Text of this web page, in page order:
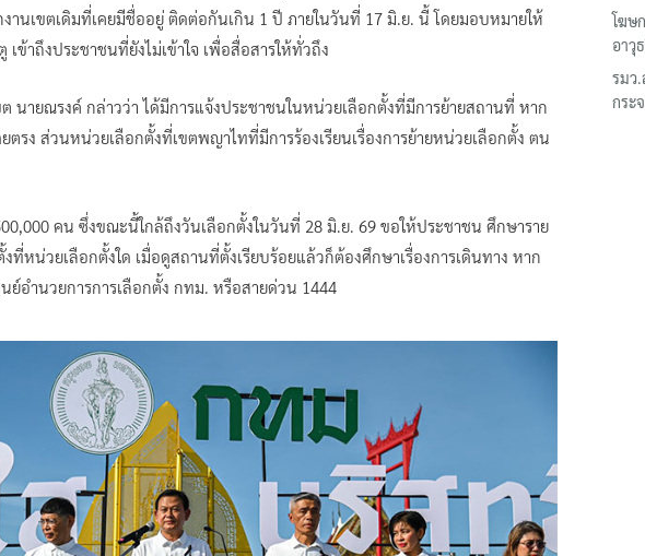
านเขตเดิมที่เคยมีชื่ออยู่ ติดต่อกันเกิน 1 ปี ภายในวันที่ 17 มิ.ย. นี้ โดยมอบหมายให้
ข้าถึงประชาชนที่ยังไม่เข้าใจ เพื่อสื่อสารให้ทั่วถึง
นายณรงค์ กล่าวว่า ได้มีการแจ้งประชาชนในหน่วยเลือกตั้งที่มีการย้ายสถานที่ หาก
ตรง ส่วนหน่วยเลือกตั้งที่เขตพญาไทที่มีการร้องเรียนเรื่องการย้ายหน่วยเลือกตั้ง ตน
คน ซึ่งขณะนี้ใกล้ถึงวันเลือกตั้งในวันที่ 28 มิ.ย. 69 ขอให้ประชาชน ศึกษาราย
หน่วยเลือกตั้งใด เมื่อดูสถานที่ตั้งเรียบร้อยแล้วก็ต้องศึกษาเรื่องการเดินทาง หาก
ย์อำนวยการการเลือกตั้ง กทม. หรือสายด่วน 1444
โฆษ
อาวุ
รมว.
กระ